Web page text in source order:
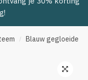
/ Blauw gegloeide